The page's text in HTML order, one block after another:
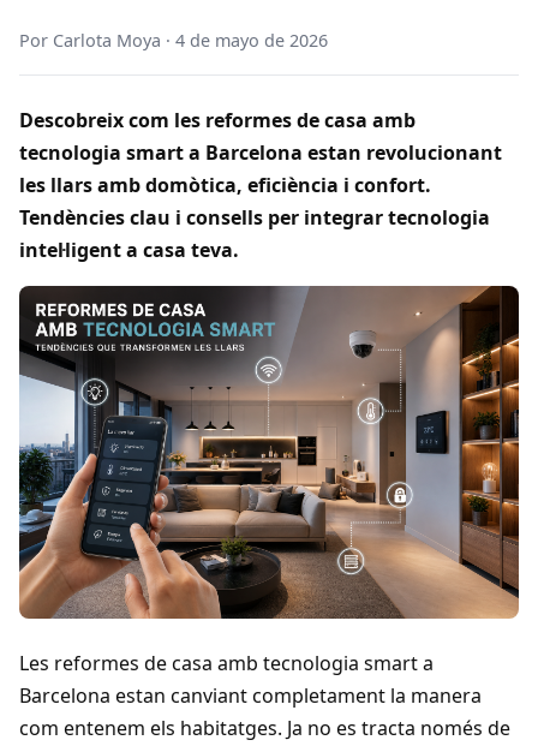
Por Carlota Moya · 4 de mayo de 2026
Descobreix com les reformes de casa amb
tecnologia smart a Barcelona estan revolucionant
les llars amb domòtica, eficiència i confort.
Tendències clau i consells per integrar tecnologia
intel·ligent a casa teva.
Les reformes de casa amb tecnologia smart a
Barcelona estan canviant completament la manera
com entenem els habitatges. Ja no es tracta només de